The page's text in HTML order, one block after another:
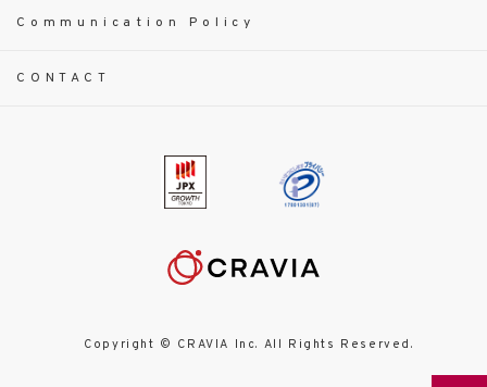
Communication Policy
CONTACT
Copyright © CRAVIA Inc. All Rights Reserved.